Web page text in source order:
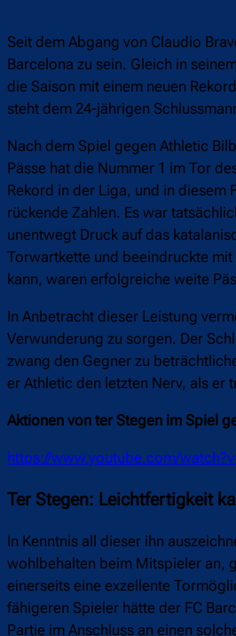
Seit dem Abgang von Claudio
Barcelona zu sein. Gleich in
die Saison mit einem neuen
steht dem 24-jährigen
Nach dem Spiel gegen Athletic
Pässe hat die Nummer 1 im Tor
Rekord in der Liga, und in diesem
rückende Zahlen. Es war
unentwegt Druck auf das
Torwartkette und beeindruckte
kann, waren erfolgreiche weite
In Anbetracht dieser Leistung
Verwunderung zu sorgen. Der
zwang den Gegner zu
er Athletic den letzten Nerv, als er
Aktionen von ter Stegen im Spiel
https://www.youtube.com/
Ter Stegen: Leichtfertigkeit
In Kenntnis all dieser ihn
wohlbehalten beim Mitspieler an,
einerseits eine exzellente
fähigeren Spieler hätte der FC
Partie im Anschluss an einen